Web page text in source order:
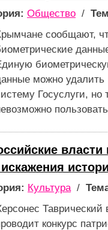
Общество /
сообщают,
можно удалить
Госуслуги, но
Культура/
конкурс